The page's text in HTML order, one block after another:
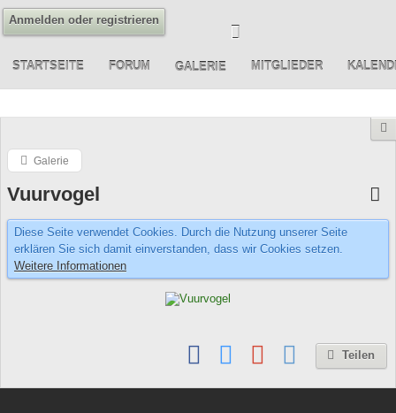
Anmelden oder registrieren
STARTSEITE FORUM GALERIE MITGLIEDER
Galerie
Vuurvogel
Diese Seite verwendet Cookies. Durch die Nutzung unserer Seite
erklären Sie sich damit einverstanden, dass wir Cookies setzen.
Weitere Informationen
Teilen